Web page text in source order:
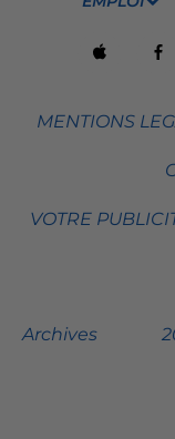
MENTIONS
VOTRE
Archives